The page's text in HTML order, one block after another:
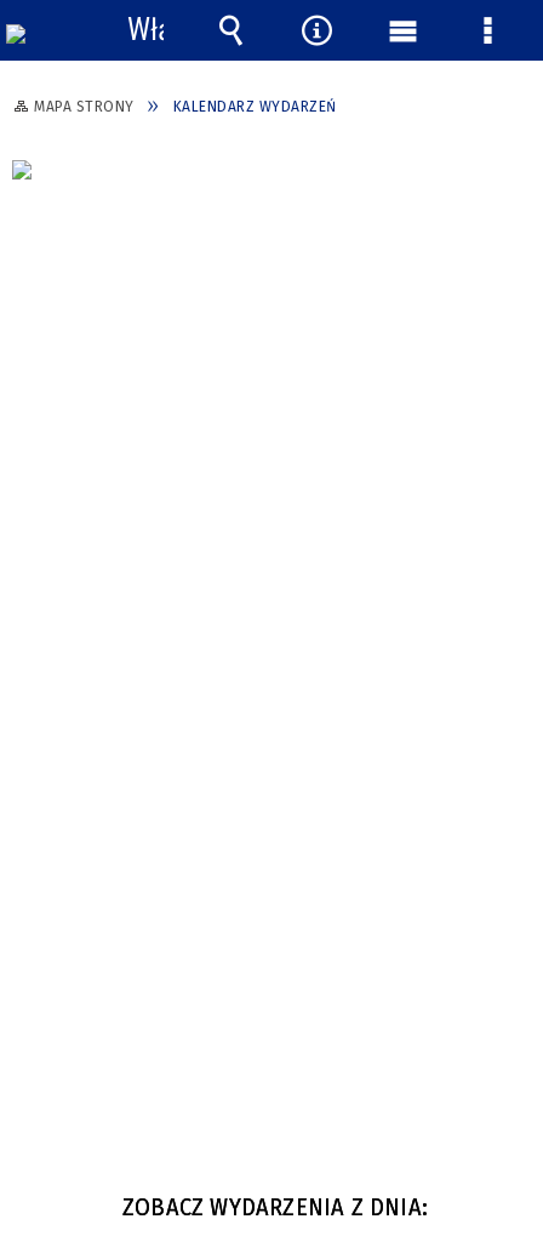
MAPA STRONY KALENDARZ WYDARZEŃ
ZOBACZ WYDARZENIA Z DNIA:
Włącz
powiadomienia
Wyszukiwarka
Narzędzia
Menu Menu